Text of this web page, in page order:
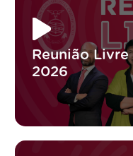
Reunião
2026